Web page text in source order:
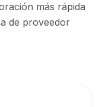
más rápida
de proveedor